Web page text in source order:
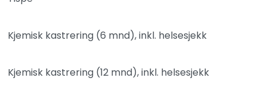
Kjemisk kastrering (6 mnd), inkl. helsesjekk
Kjemisk kastrering (12 mnd), inkl. helsesjekk